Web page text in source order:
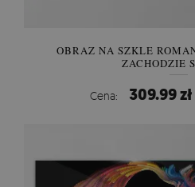
OBRAZ NA SZKLE
ZACHODZIE
Cena: 309.99 zł